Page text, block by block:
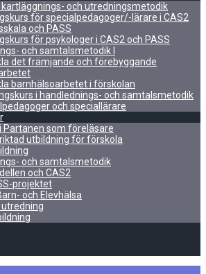
kartläggnings- och utredningsmetodik
för specialpedagoger/-lärare i CAS2
och PASS
för psykologer i CAS2 och PASS
och samtalsmetodik I
det främjande och förebyggande
barnhälsoarbetet i förskolan
i handlednings- och samtalsmetodik
och speciallärare
Partanen som föreläsare
utbildning för förskola
och samtalsmetodik
och CAS2
projektet
och Elevhälsa
utredning